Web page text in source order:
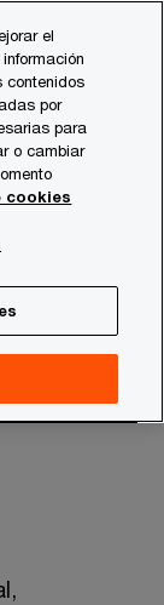
el
contenidos
por
para
o cambiar
cookies